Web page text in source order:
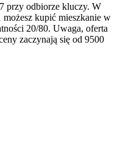
przy odbiorze kluczy. W
kupić mieszkanie w
20/80. Uwaga, oferta
zaczynają się od 9500